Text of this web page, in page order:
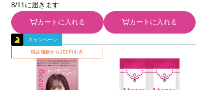
8/11に届きます
カートに入れる カートに入れる
キャンペーン
税込価格から100円引き